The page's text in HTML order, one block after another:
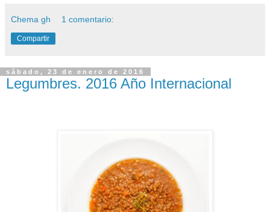
Chema gh 1 comentario:
Compartir
sábado, 23 de enero de 2016
Legumbres. 2016 Año Internacional